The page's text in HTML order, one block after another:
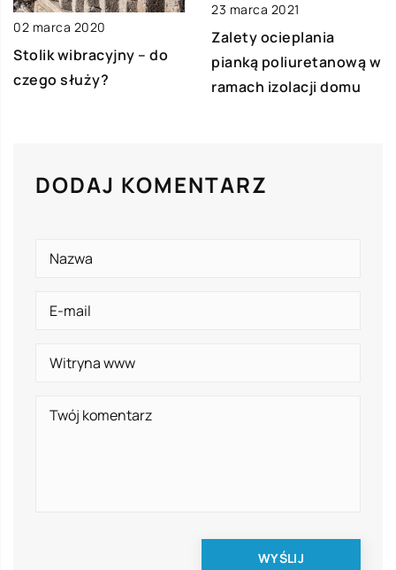
02 marca 2020
Stolik wibracyjny – do
czego służy?
23 marca 2021
Zalety ocieplania
pianką poliuretanową w
ramach izolacji domu
DODAJ KOMENTARZ